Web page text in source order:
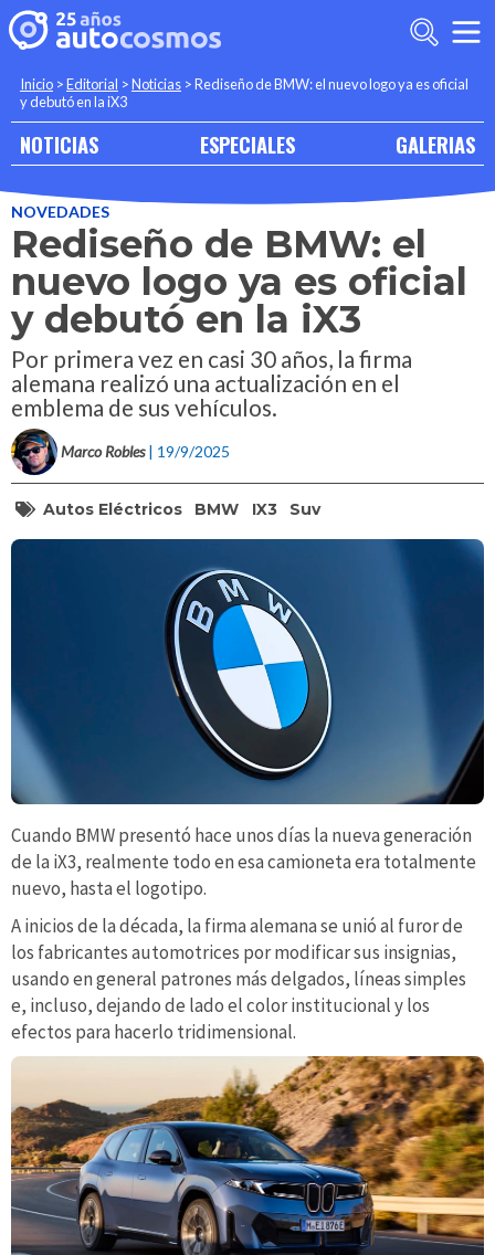
Inicio >Editorial >Noticias >Rediseño de BMW: el nuevo logo ya es oficial
y debutó en la iX3
NOTICIAS ESPECIALES GALERIAS
NOVEDADES
Rediseño de BMW: el
nuevo logo ya es oficial
y debutó en la iX3
Por primera vez en casi 30 años, la firma
alemana realizó una actualización en el
emblema de sus vehículos.
Marco Robles | 19/9/2025
Autos Eléctricos BMW IX3 Suv
Cuando BMW presentó hace unos días la nueva generación
de la iX3, realmente todo en esa camioneta era totalmente
nuevo, hasta el logotipo.
A inicios de la década, la firma alemana se unió al furor de
los fabricantes automotrices por modificar sus insignias,
usando en general patrones más delgados, líneas simples
e, incluso, dejando de lado el color institucional y los
efectos para hacerlo tridimensional.